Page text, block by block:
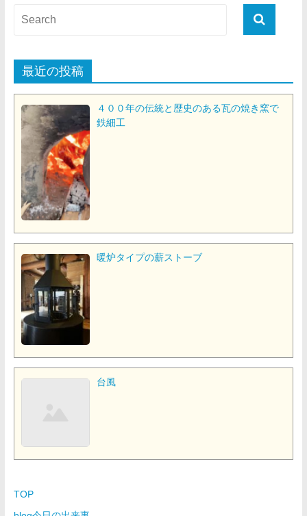
最近の投稿
４００年の伝統と歴史のある瓦の焼き窯で
鉄細工
暖炉タイプの薪ストーブ
台風
TOP